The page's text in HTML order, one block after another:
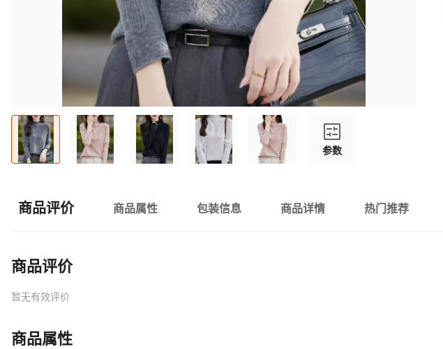
参数
商品评价 商品属性 包装信息 商品详情 热门推荐
商品评价
暂无有效评价
商品属性